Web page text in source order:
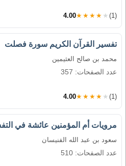
4.00★★★★★ (1)
تفسير القرآن الكريم سورة فصلت
محمد بن صالح العثيمين
عدد الصفحات: 357
4.00★★★★★ (1)
مرويات أم المؤمنين عائشة في
سعود بن عبد الله الفنيسان
عدد الصفحات: 510